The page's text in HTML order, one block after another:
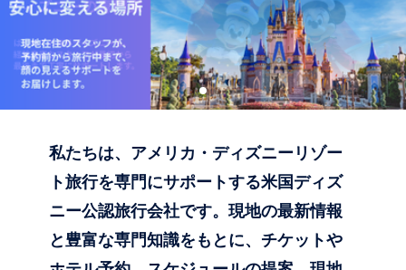
私たちは、アメリカ・ディズニーリゾー
ト旅行を専門にサポートする米国ディズ
ニー公認旅行会社です。現地の最新情報
と豊富な専門知識をもとに、チケットや